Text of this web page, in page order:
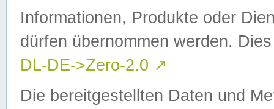
Informationen, Produkte oder
dürfen übernommen werden.
DL-DE->Zero-2.0 ↗
Die bereitgestellten Daten und